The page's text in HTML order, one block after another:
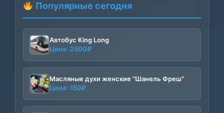
Популярные сегодня
Автобус King Long
Цена: 2500₽
Масляные духи женские "Шанель Фреш"
Цена: 150₽